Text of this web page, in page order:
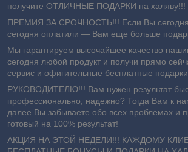
получите ОТЛИЧНЫЕ ПОДАРКИ на халяву!!!
ПРЕМИЯ ЗА СРОЧНОСТЬ!!! Если Вы сегодня
сегодня оплатили ― Вам еще больше
Мы гарантируем высочайшее качество
сегодня любой продукт и получи прямо
сервис и офигительные бесплатные
РУКОВОДИТЕЛЮ!!! Вам нужен результат
профессионально, надежно? Тогда Вам к
далее Вы забываете обо всех проблемах и
готовый на 100% результат!
АКЦИЯ НА ЭТОЙ НЕДЕЛИ!!! КАЖДОМУ